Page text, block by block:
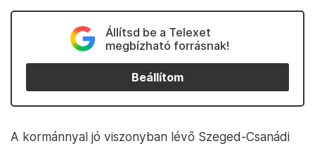
Állítsd be a Telexet
megbízható forrásnak!
Beállítom
A kormánnyal jó viszonyban lévő Szeged-Csanádi